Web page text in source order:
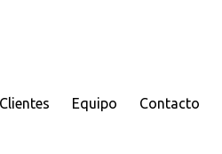
Clientes Equipo Contacto